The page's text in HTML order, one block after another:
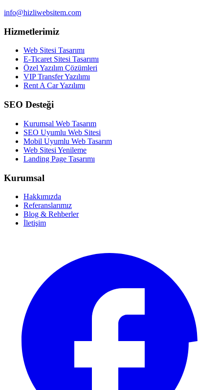
info@hizliwebsitem.com
Hizmetlerimiz
Web Sitesi Tasarımı
E-Ticaret Sitesi Tasarımı
Özel Yazılım Çözümleri
VIP Transfer Yazılımı
Rent A Car Yazılımı
SEO Desteği
Kurumsal Web Tasarım
SEO Uyumlu Web Sitesi
Mobil Uyumlu Web Tasarım
Web Sitesi Yenileme
Landing Page Tasarımı
Kurumsal
Hakkımızda
Referanslarımız
Blog & Rehberler
İletişim